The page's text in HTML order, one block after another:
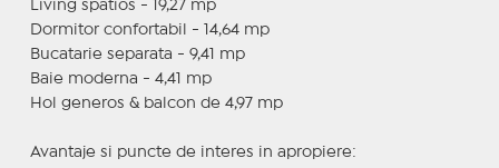
Living spatios - 19,27 mp
Dormitor confortabil - 14,64 mp
Bucatarie separata - 9,41 mp
Baie moderna - 4,41 mp
Hol generos & balcon de 4,97 mp
Avantaje si puncte de interes in apropiere: